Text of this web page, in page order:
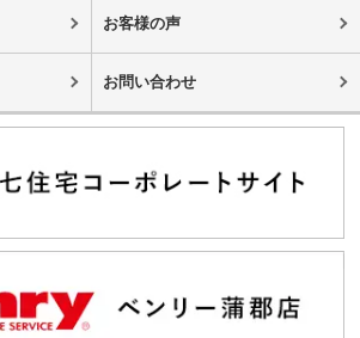
お客様の声
お問い合わせ